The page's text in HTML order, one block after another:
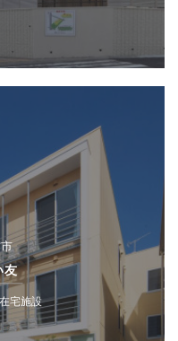
友
宅施設